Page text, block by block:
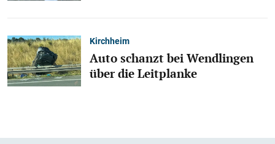
Kirchheim
Auto schanzt bei Wendlingen
über die Leitplanke